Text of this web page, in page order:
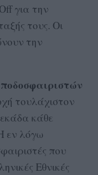
για την
τους. Οι
την
τουλάχιστον
κάθε
εν λόγω
που
Εθνικές